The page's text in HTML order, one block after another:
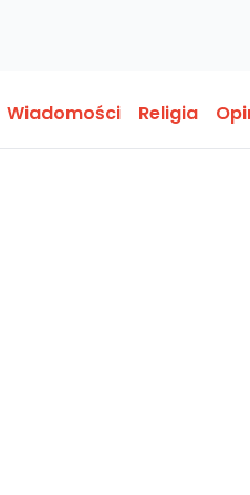
Wiadomości Religia